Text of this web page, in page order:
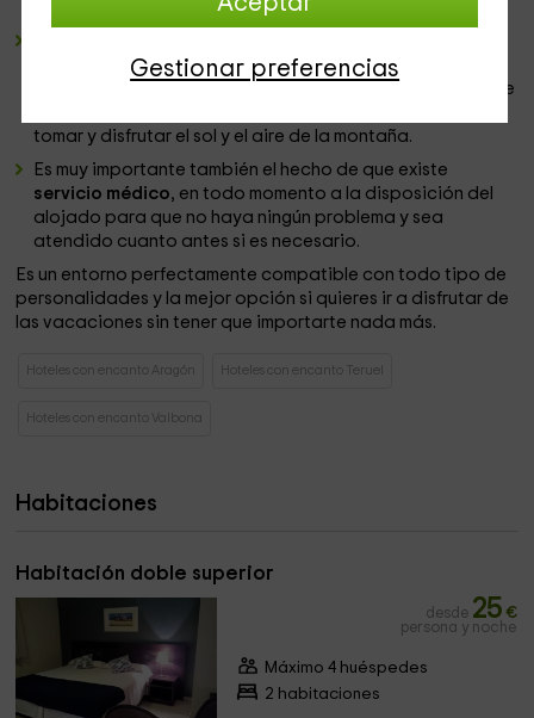
Gestionar preferencias
esta maravillosa estancia.
podrás acceder al servicio dealquilerdebicicletas
que el entorno que le rodea no es para menos. Además de
tomar y disfrutar el sol y el aire de la montaña.
Es muy importante también el hecho de que existe
servicio médico, en todo momento a la disposición del
alojado para que no haya ningún problema y sea
atendido cuanto antes si es necesario.
Es un entorno perfectamente compatible con todo tipo de
personalidades y la mejor opción si quieres ir a disfrutar de
las vacaciones sin tener que importarte nada más.
Hoteles con encanto Aragón Hoteles con encanto Teruel
Hoteles con encanto Valbona
Habitaciones
Habitación doble superior
desde 25 €
persona y noche
Máximo 4 huéspedes
2 habitaciones